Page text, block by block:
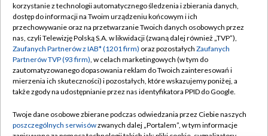
TVP
Abonament TVP
Emisja w TVP
Centrum informacji TVP
Naziemna Telewizja Cyfrowa
Rada Programowa
Regulamin TVP
Polityka prywatności
Moje zgody
Pomoc
Kontakt
korzystanie z technologii automatycznego śledzenia i zbierania danych,
dostęp do informacji na Twoim urządzeniu końcowym i ich
przechowywanie oraz na przetwarzanie Twoich danych osobowych przez
nas, czyli Telewizję Polską S.A. w likwidacji (zwaną dalej również „TVP”),
Zaufanych Partnerów z IAB* (1201 firm) oraz pozostałych Zaufanych
Partnerów TVP (93 firm), w celach marketingowych (w tym do
zautomatyzowanego dopasowania reklam do Twoich zainteresowań i
mierzenia ich skuteczności) i pozostałych, które wskazujemy poniżej, a
także zgody na udostępnianie przez nas identyfikatora PPID do Google.
Twoje dane osobowe zbierane podczas odwiedzania przez Ciebie naszych
poszczególnych serwisówzwanych dalej „Portalem”, w tym informacje